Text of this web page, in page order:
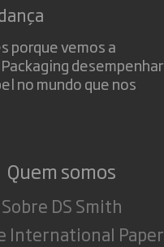
porque vemos a
desempenhar
no mundo que nos
Quem somos
Sobre DS Smith
International Paper